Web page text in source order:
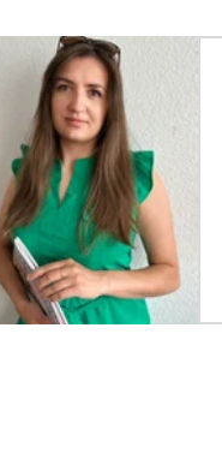
aby zobaczyć